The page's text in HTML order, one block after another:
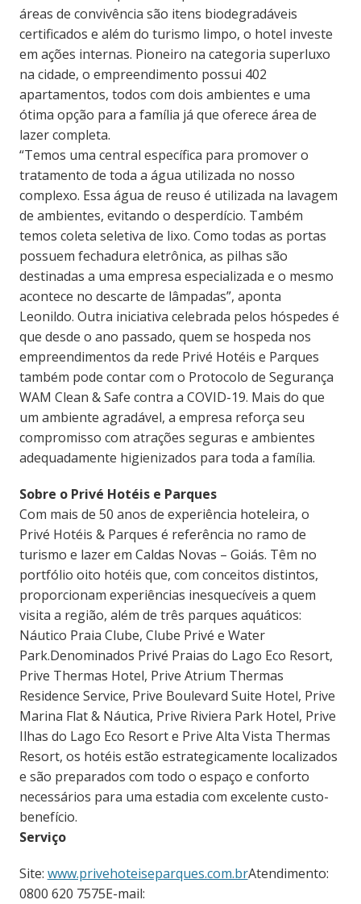
áreas de convivência são itens biodegradáveis
certificados e além do turismo limpo, o hotel investe
em ações internas. Pioneiro na categoria superluxo
na cidade, o empreendimento possui 402
apartamentos, todos com dois ambientes e uma
ótima opção para a família já que oferece área de
lazer completa.
“Temos uma central específica para promover o
tratamento de toda a água utilizada no nosso
complexo. Essa água de reuso é utilizada na lavagem
de ambientes, evitando o desperdício. Também
temos coleta seletiva de lixo. Como todas as portas
possuem fechadura eletrônica, as pilhas são
destinadas a uma empresa especializada e o mesmo
acontece no descarte de lâmpadas”, aponta
Leonildo. Outra iniciativa celebrada pelos hóspedes é
que desde o ano passado, quem se hospeda nos
empreendimentos da rede Privé Hotéis e Parques
também pode contar com o Protocolo de Segurança
WAM Clean & Safe contra a COVID-19. Mais do que
um ambiente agradável, a empresa reforça seu
compromisso com atrações seguras e ambientes
adequadamente higienizados para toda a família.
Sobre o Privé Hotéis e Parques
Com mais de 50 anos de experiência hoteleira, o
Privé Hotéis & Parques é referência no ramo de
turismo e lazer em Caldas Novas – Goiás. Têm no
portfólio oito hotéis que, com conceitos distintos,
proporcionam experiências inesquecíveis a quem
visita a região, além de três parques aquáticos:
Náutico Praia Clube, Clube Privé e Water
Park.Denominados Privé Praias do Lago Eco Resort,
Prive Thermas Hotel, Prive Atrium Thermas
Residence Service, Prive Boulevard Suite Hotel, Prive
Marina Flat & Náutica, Prive Riviera Park Hotel, Prive
Ilhas do Lago Eco Resort e Prive Alta Vista Thermas
Resort, os hotéis estão estrategicamente localizados
e são preparados com todo o espaço e conforto
necessários para uma estadia com excelente custo-
benefício.
Serviço
Site: www.privehoteiseparques.com.brAtendimento:
0800 620 7575E-mail: